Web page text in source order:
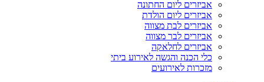
אביזרים ליום החתונה
אביזרים ליום הולדת
אביזרים לבת מצווה
אביזרים לבר מצווה
אביזרים לחלאקה
כלי הכנה והגשה לאירוע ביתי
מזכרות לאירועים